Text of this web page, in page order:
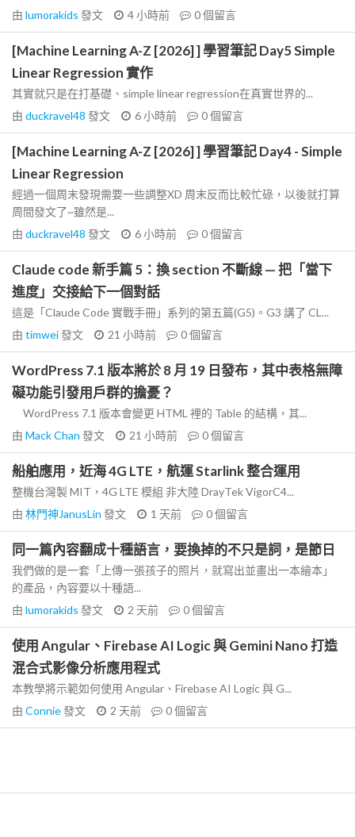
由 lumorakids 發文 4 小時前 0個留言
[Machine Learning A-Z [2026] ] 學習筆記 Day5 Simple
Linear Regression 實作
其實就只是在打基礎、simple linear regression在真實世界的...
由 duckravel48 發文 6 小時前 0個留言
[Machine Learning A-Z [2026] ] 學習筆記 Day4 - Simple
Linear Regression
經過一個周末發現需要一些調整XD 周末反而比較忙碌，以後就打算
周間發文了~雖然是...
由 duckravel48 發文 6 小時前 0個留言
Claude code 新手篇 5：換 section 不斷線 — 把「當下
進度」交接給下一個對話
這是「Claude Code 實戰手冊」系列的第五篇(G5)。G3 講了 CL...
由 timwei發文 21 小時前 0個留言
WordPress 7.1 版本將於 8 月 19 日發布，其中表格無障
礙功能引發用戶群的擔憂？
WordPress 7.1 版本會變更 HTML 裡的 Table 的結構，其...
由 Mack Chan 發文 21 小時前 0個留言
船舶應用，近海 4G LTE，航運 Starlink 整合運用
整機台灣製 MIT，4G LTE 模組 非大陸 DrayTek VigorC4...
由 林門神JanusLin 發文 1 天前 0個留言
同一篇內容翻成十種語言，要換掉的不只是詞，是節日
我們做的是一套「上傳一張孩子的照片，就寫出並畫出一本繪本」
的產品，內容要以十種語...
由 lumorakids 發文 2 天前 0個留言
使用 Angular、Firebase AI Logic 與 Gemini Nano 打造
混合式影像分析應用程式
本教學將示範如何使用 Angular、Firebase AI Logic 與 G...
由 Connie發文 2 天前 0個留言